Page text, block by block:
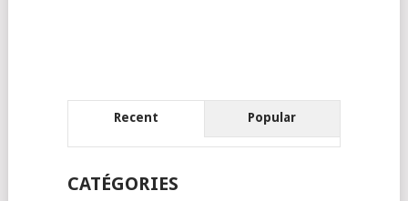
Recent Popular
CATÉGORIES